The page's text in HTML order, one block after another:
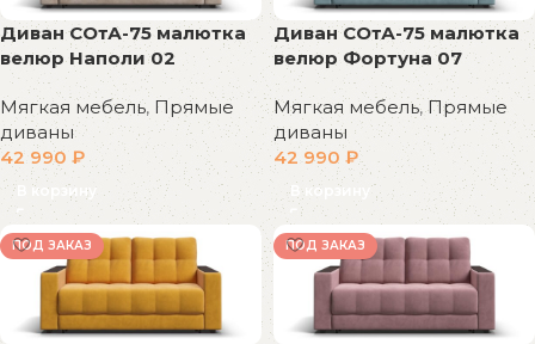
Диван СОтА-75 малютка
велюр Наполи 02
Мягкая мебель, Прямые
диваны
42 990 ₽
В корзину
Диван СОтА-75 малютка
велюр Фортуна 07
Мягкая мебель,Прямые
диваны
42 990 ₽
В корзину
ПОД ЗАКАЗ ПОД ЗАКАЗ